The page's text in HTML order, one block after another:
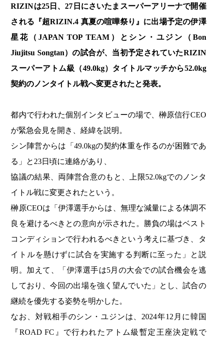
RIZINは25日、27日にさいたまスーパーアリーナで開催
される『超RIZIN.4 真夏の喧嘩祭り』に出場予定の伊澤
星花（JAPAN TOP TEAM）とシン・ユジン（Bon
Jiujitsu Songtan）の試合が、当初予定されていたRIZIN
スーパーアトム級（49.0kg）タイトルマッチから52.0kg
契約のノンタイトル戦へ変更されたと発表。
都内で行われた個別インタビューの場で、榊原信行CEO
が緊急会見を開き、経緯を説明。
シン陣営からは「49.0kgの契約体重を作るのが困難であ
る」と23日頃に連絡があり、
協議の結果、両陣営合意のもと、上限52.0kgでのノンタ
イトル戦に変更されたという。
榊原CEOは「伊澤選手からは、無理な減量による体調不
良を避けるべきとの意向が示された。勝負の場はベスト
コンディションで行われるべきという考えに基づき、タ
イトルを懸けずに試合を実施する判断に至った」と説
明。加えて、「伊澤選手は5月の大会での試合機会を逃
しており、今回の出場を強く望んでいた」とし、試合の
継続を優先する姿勢を明かした。
なお、対戦相手のシン・ユジンは、2024年12月に韓国
『ROAD FC』で行われたアトム級暫定王座決定戦で